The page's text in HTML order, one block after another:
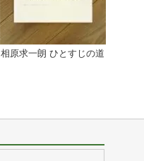
相原求一朗 ひとすじの道